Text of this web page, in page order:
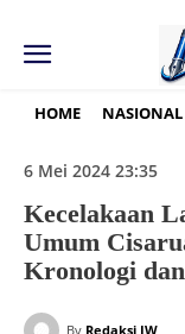
HOME NASIONAL
6 Mei 2024 23:35
Kecelakaan
Umum
Kronologi
By Redaksi JW